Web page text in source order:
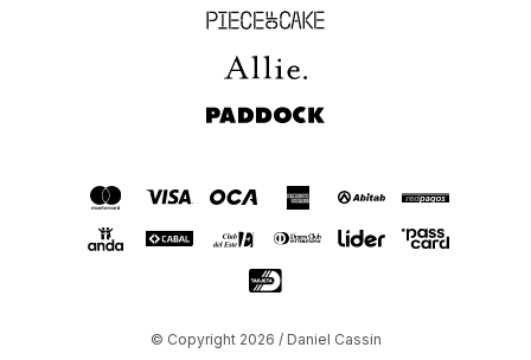
Piece of Cake
Allie
Paddock
© Copyright 2026 / Daniel Cassin